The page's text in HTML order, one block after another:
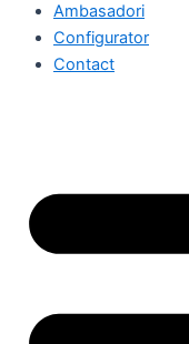
Ambasadori
Configurator
Contact